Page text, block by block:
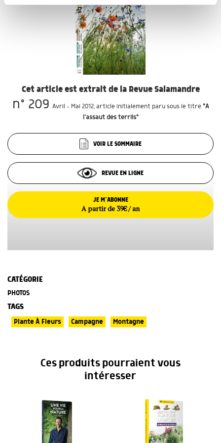
notre site avec nos partenaires de médias sociaux, de
publicité et d'analyse, qui peuvent combiner celles-ci
avec d'autres informations que vous leur avez fournies
ou qu'ils ont collectées lors de votre utilisation de leurs
Cet article est extrait de la Revue Salamandre
n° 209 Avril - Mai 2012, article initialement paru sous le titre "A
l’assaut des terrils"
VOIR LE SOMMAIRE
REVUE EN LIGNE
JE M’ABONNE
A partir de 39€ / an
CATÉGORIE
PHOTOS
TAGS
Plante À Fleurs Campagne Montagne
Ces produits pourraient vous
intéresser